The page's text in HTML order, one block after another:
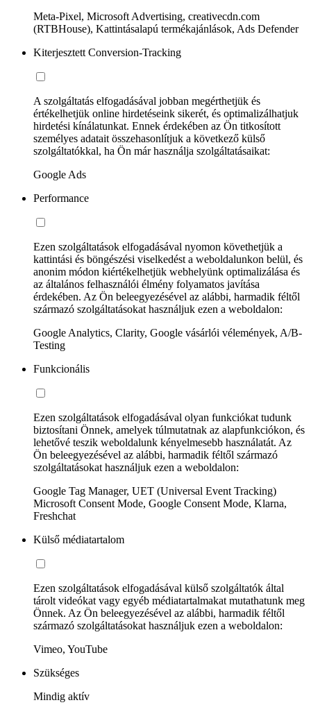
Meta-Pixel, Microsoft Advertising, creativecdn.com
(RTBHouse), Kattintásalapú termékajánlások, Ads Defender
Kiterjesztett Conversion-Tracking
A szolgáltatás elfogadásával jobban megérthetjük és
értékelhetjük online hirdetéseink sikerét, és optimalizálhatjuk
hirdetési kínálatunkat. Ennek érdekében az Ön titkosított
személyes adatait összehasonlítjuk a következő külső
szolgáltatókkal, ha Ön már használja szolgáltatásaikat:
Google Ads
Performance
Ezen szolgáltatások elfogadásával nyomon követhetjük a
kattintási és böngészési viselkedést a weboldalunkon belül, és
anonim módon kiértékelhetjük webhelyünk optimalizálása és
az általános felhasználói élmény folyamatos javítása
érdekében. Az Ön beleegyezésével az alábbi, harmadik féltől
származó szolgáltatásokat használjuk ezen a weboldalon:
Google Analytics, Clarity, Google vásárlói vélemények, A/B-
Testing
Funkcionális
Ezen szolgáltatások elfogadásával olyan funkciókat tudunk
biztosítani Önnek, amelyek túlmutatnak az alapfunkciókon, és
lehetővé teszik weboldalunk kényelmesebb használatát. Az
Ön beleegyezésével az alábbi, harmadik féltől származó
szolgáltatásokat használjuk ezen a weboldalon:
Google Tag Manager, UET (Universal Event Tracking)
Microsoft Consent Mode, Google Consent Mode, Klarna,
Freshchat
Külső médiatartalom
Ezen szolgáltatások elfogadásával külső szolgáltatók által
tárolt videókat vagy egyéb médiatartalmakat mutathatunk meg
Önnek. Az Ön beleegyezésével az alábbi, harmadik féltől
származó szolgáltatásokat használjuk ezen a weboldalon:
Vimeo, YouTube
Szükséges
Mindig aktív